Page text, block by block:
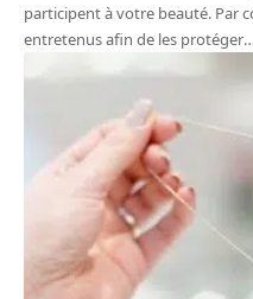
participent à votre beauté. Par
entretenus afin de les protéger